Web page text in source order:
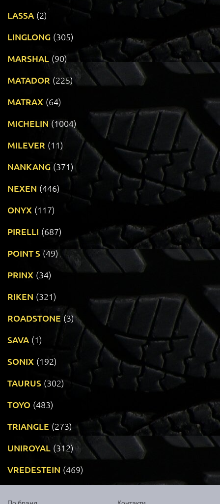
LASSA (2)
LINGLONG (305)
MARSHAL (90)
MATADOR (225)
MATRAX (64)
MICHELIN (1004)
MILEVER (11)
NANKANG (371)
NEXEN (446)
ONYX (117)
PIRELLI (687)
POINT S (49)
PRINX (34)
RIKEN (321)
ROADSTONE (3)
SAVA (1)
SONIX (192)
TAURUS (302)
TOYO (483)
TRIANGLE (273)
UNIROYAL (312)
VREDESTEIN (469)